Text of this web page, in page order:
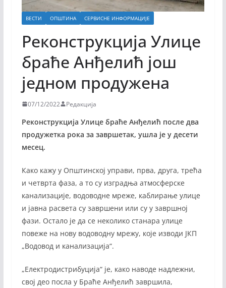
ВЕСТИ ОПШТИНА СЕРВИСНЕ ИНФОРМАЦИЈЕ
Реконструкција Улице
браће Анђелић још
једном продужена
07/12/2022 Редакција
Реконструкција Улице браће Анђелић после два
продужетка рока за завршетак, ушла је у десети
месец.
Како кажу у Општинској управи, прва, друга, трећа
и четврта фаза, а то су изградња атмосферске
канализације, водоводне мреже, каблирање улице
и јавна расвета су завршени или су у завршној
фази. Остало је да се неколико станара улице
повеже на нову водоводну мрежу, које изводи ЈКП
„Водовод и канализација“.
„Електродистрибуција“ је, како наводе надлежни,
свој део посла у Браће Анђелић завршила,